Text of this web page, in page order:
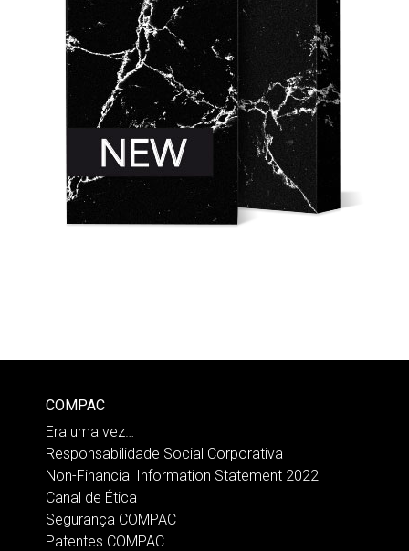
COMPAC
Era uma vez…
Responsabilidade Social Corporativa
Non-Financial Information Statement 2022
Canal de Ética
Segurança COMPAC
Patentes COMPAC